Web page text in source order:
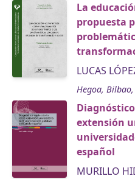
La
propuesta
LUCAS
Hegoa,
extensión
español
MURILLO